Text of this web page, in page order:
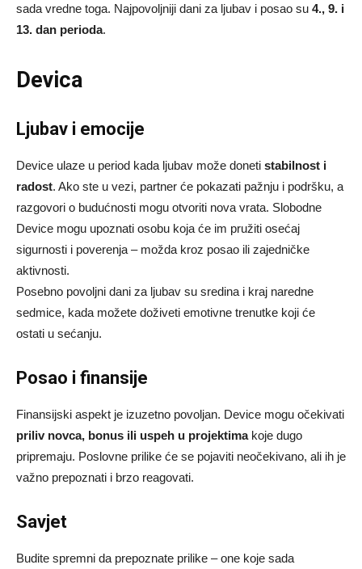
sada vredne toga. Najpovoljniji dani za ljubav i posao su 4., 9. i
13. dan perioda.
Devica
Ljubav i emocije
Device ulaze u period kada ljubav može doneti stabilnost i
radost. Ako ste u vezi, partner će pokazati pažnju i podršku, a
razgovori o budućnosti mogu otvoriti nova vrata. Slobodne
Device mogu upoznati osobu koja će im pružiti osećaj
sigurnosti i poverenja – možda kroz posao ili zajedničke
aktivnosti.
Posebno povoljni dani za ljubav su sredina i kraj naredne
sedmice, kada možete doživeti emotivne trenutke koji će
ostati u sećanju.
Posao i finansije
Finansijski aspekt je izuzetno povoljan. Device mogu očekivati
priliv novca, bonus ili uspeh u projektimakoje dugo
pripremaju. Poslovne prilike će se pojaviti neočekivano, ali ih je
važno prepoznati i brzo reagovati.
Savjet
Budite spremni da prepoznate prilike – one koje sada